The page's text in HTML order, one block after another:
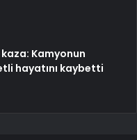
Kamyonun
hayatını kaybetti